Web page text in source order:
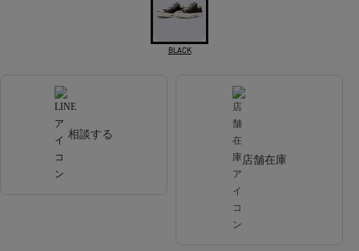
BLACK
相談する
店舗在庫